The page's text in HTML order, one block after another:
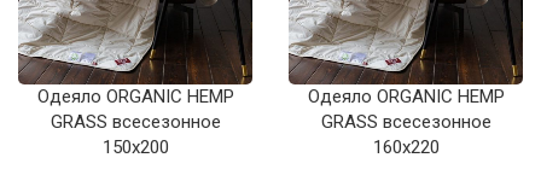
Одеяло ORGANIC HEMP
GRASS всесезонное
150х200
Одеяло ORGANIC HEMP
GRASS всесезонное
160х220